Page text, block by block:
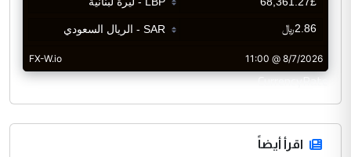
CurrencyRate
اقرأ أيضاً